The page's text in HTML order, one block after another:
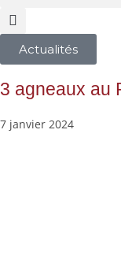
Actualités
3 agneaux au
7 janvier 2024